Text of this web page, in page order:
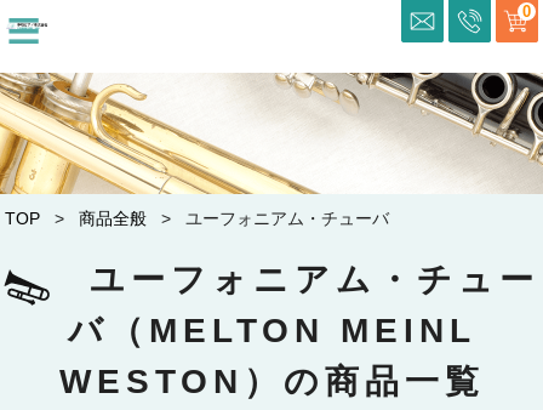
0
≡
TOP >商品全般 > ユーフォニアム・チューバ
ユーフォニアム・チュー
バ（MELTON MEINL
WESTON）の商品一覧